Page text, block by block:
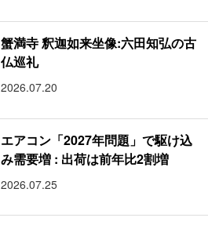
蟹満寺 釈迦如来坐像:六田知弘の古
仏巡礼
2026.07.20
エアコン「2027年問題」で駆け込
み需要増 : 出荷は前年比2割増
2026.07.25